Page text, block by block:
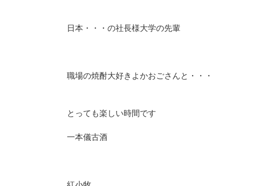
日本・・・の社長様大学の先輩
職場の焼酎大好きよかおごさんと・・・
とっても楽しい時間です
一本儀古酒